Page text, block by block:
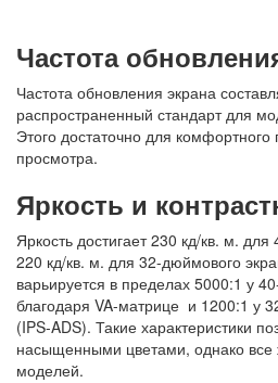
Частота
Частота обновления экрана
распространенный стандарт для
Этого достаточно для комфортного
просмотра.
Яркость и
Яркость достигает 230 кд/кв. м.
220 кд/кв. м. для 32-дюймового
варьируется в пределах 5000:1 у
благодаря VA-матрице и 1200:1 у
(IPS-ADS). Такие характеристики
насыщенными цветами, однако
моделей.